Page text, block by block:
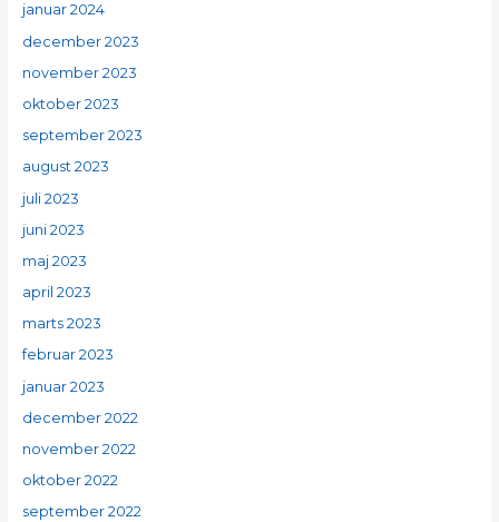
januar 2024
december 2023
november 2023
oktober 2023
september 2023
august 2023
juli 2023
juni 2023
maj 2023
april 2023
marts 2023
februar 2023
januar 2023
december 2022
november 2022
oktober 2022
september 2022